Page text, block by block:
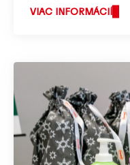
VIAC INFORMÁCIÍ